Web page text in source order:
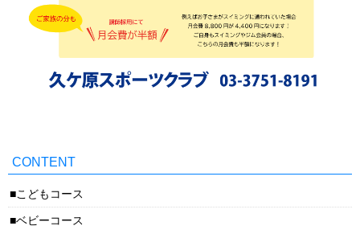
CONTENT
こどもコース
ベビーコース